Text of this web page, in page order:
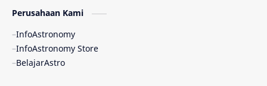
Enseladus Gelombang Gravitasi
Indonesia Kerdil Putih
Perusahaan Kami
InfoAstronomy
InfoAstronomy Store
BelajarAstro